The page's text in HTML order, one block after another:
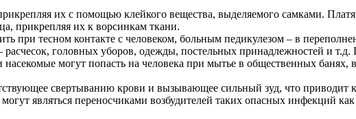
их с помощью клейкого вещества, выделяемого самками.
прикрепляя их к ворсинкам ткани.
тесном контакте с человеком, больным педикулезом – в
головных уборов, одежды, постельных принадлежностей и
могут попасть на человека при мытье в общественных банях,
свертыванию крови и вызывающее сильный зуд, что приводит к
являться переносчиками возбудителей таких опасных инфекций